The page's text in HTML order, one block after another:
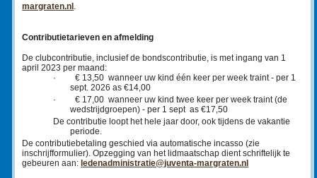
margraten.nl .
Contributietarieven en afmelding
De clubcontributie, inclusief de bondscontributie, is met ingang van 1
april 2023 per maand:
·
€ 13,50 wanneer uw kind één keer per week traint - per 1
sept. 2026 as €14,00
·
€ 17,00 wanneer uw kind twee keer per week traint (de
wedstrijdgroepen) - per 1 sept as €17,50
De contributie loopt het hele jaar door, ook tijdens de vakantie
periode.
De contributiebetaling geschied via automatische incasso (zie
inschrijfformulier). Opzegging van het lidmaatschap dient schriftelijk te
gebeuren aan: ledenadministratie@juventa-margraten.nl